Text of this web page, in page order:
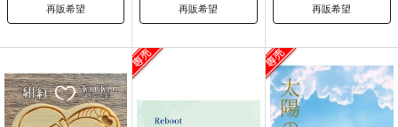
再販希望 再販希望 再販希望